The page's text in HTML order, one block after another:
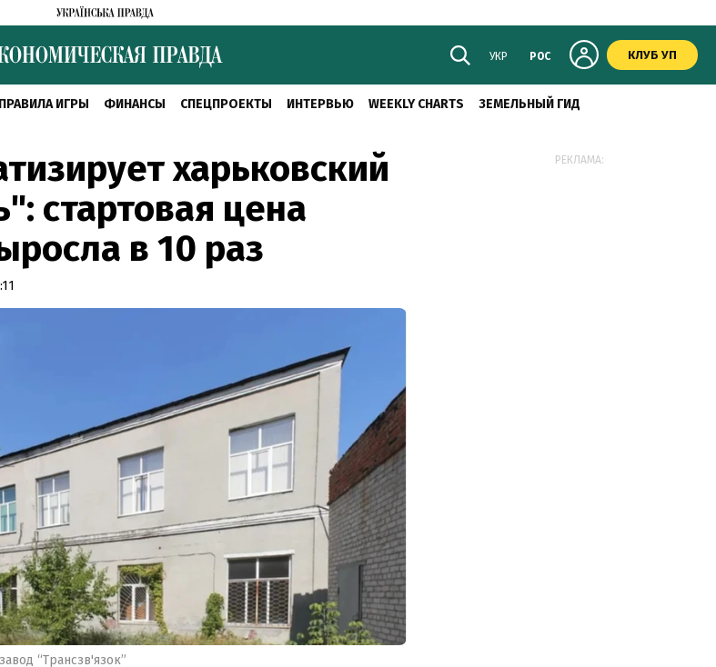
УКР РОС КЛУБ УП
ПРАВИЛА ИГРЫ ФИНАНСЫ СПЕЦПРОЕКТЫ ИНТЕРВЬЮ WEEKLY CHARTS ЗЕМЕЛЬНЫЙ ГИД
харьковский
стартовая цена
в 10 раз
“Трансзв'язок”
РЕКЛАМА: